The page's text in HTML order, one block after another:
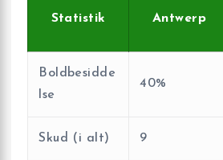
Statistik Antwerp
Boldbesidde
lse
40%
Skud (i alt) 9